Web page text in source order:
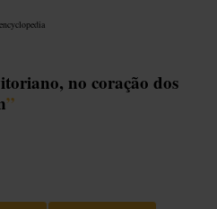
no coração dos
”